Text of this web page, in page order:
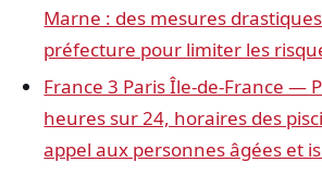
Marne : des mesures
préfecture pour limiter les
France 3 Paris Île-de-France —
heures sur 24, horaires des
appel aux personnes âgées et